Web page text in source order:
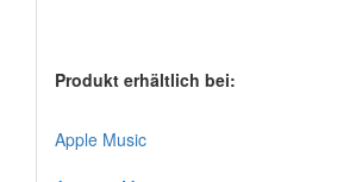
Produkt erhältlich bei:
Apple Music